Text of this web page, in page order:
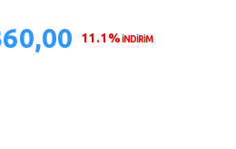
Şu
11.1%İNDİRİM